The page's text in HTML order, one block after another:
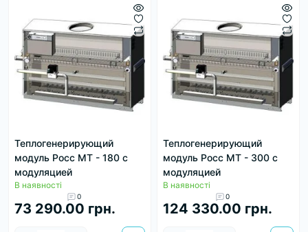
Теплогенерирующий
модуль Росс МТ - 180 с
модуляцией
В наявності
0
73 290.00 грн.
Теплогенерирующий
модуль Росс МТ - 300 с
модуляцией
В наявності
0
124 330.00 грн.